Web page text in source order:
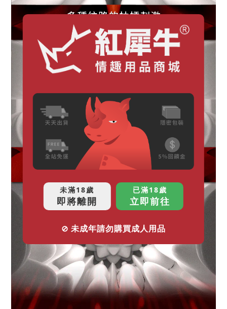
未滿18歲
即將離開
已滿18歲
立即前往
⊘ 未成年請勿購買成人用品